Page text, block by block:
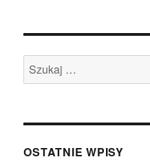
Szukaj:
OSTATNIE WPISY